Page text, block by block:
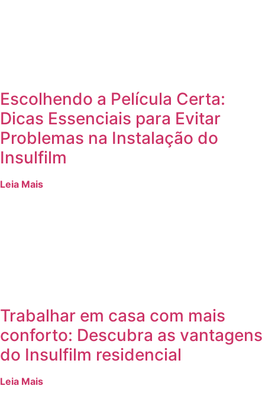
Escolhendo a Película Certa:
Dicas Essenciais para Evitar
Problemas na Instalação do
Insulfilm
Leia Mais
Trabalhar em casa com mais
conforto: Descubra as vantagens
do Insulfilm residencial
Leia Mais